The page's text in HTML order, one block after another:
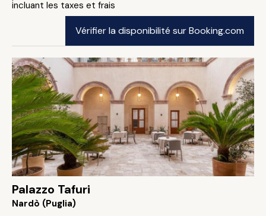
incluant les taxes et frais
Vérifier la disponibilité sur Booking.com
Palazzo Tafuri
Nardò (Puglia)